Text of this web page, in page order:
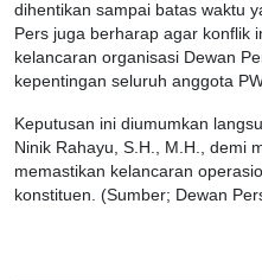
dihentikan sampai batas waktu
Pers juga berharap agar konflik
kelancaran organisasi Dewan
kepentingan seluruh anggota
Keputusan ini diumumkan
Ninik Rahayu, S.H., M.H., demi
memastikan kelancaran
konstituen. (Sumber; Dewan